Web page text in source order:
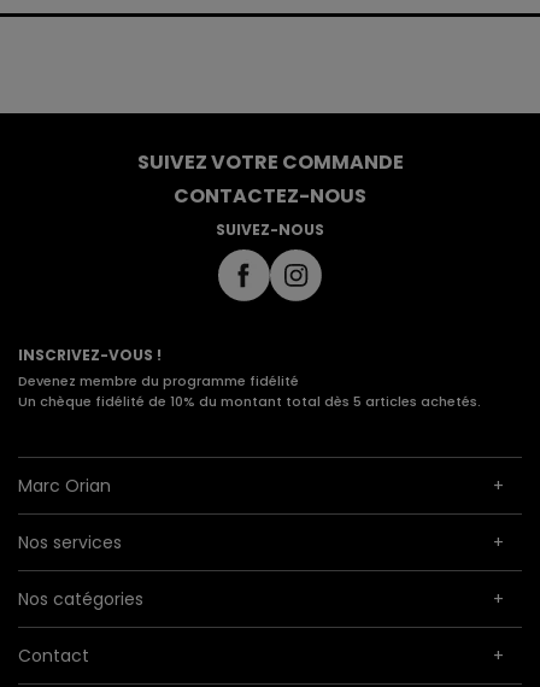
SUIVEZ VOTRE COMMANDE
CONTACTEZ-NOUS
SUIVEZ-NOUS
INSCRIVEZ-VOUS !
Devenez membre du programme fidélité
Un chèque fidélité de 10% du montant total dès 5 articles achetés.
Marc Orian
Nos services
Nos catégories
Contact